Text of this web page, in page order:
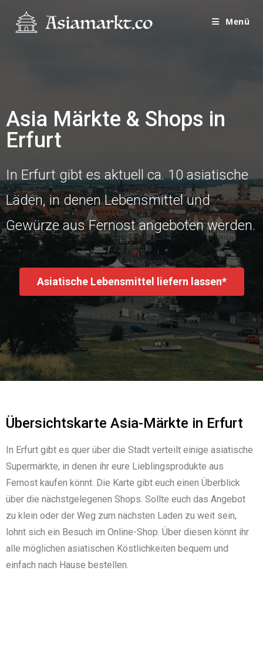
Menü
Asia Märkte & Shops in
Erfurt
In Erfurt gibt es aktuell ca. 10 asiatische
Läden, in denen Lebensmittel und
Gewürze aus Fernost angeboten werden.
Asiatische Lebensmittel liefern lassen*
Übersichtskarte Asia-Märkte in Erfurt
In Erfurt gibt es quer über die Stadt verteilt einige asiatische
Supermärkte, in denen ihr eure Lieblingsprodukte aus
Fernost kaufen könnt. Die Karte gibt euch einen Überblick
über die nächstgelegenen Shops. Sollte euch das Angebot
zu klein oder der Weg zum nächsten Laden zu weit sein,
lohnt sich ein Besuch im Online-Shop. Über diesen könnt ihr
alle möglichen asiatischen Köstlichkeiten bequem und
einfach nach Hause bestellen.